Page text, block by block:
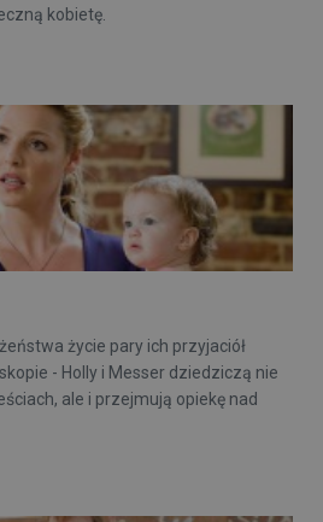
kobietę.
życie pary ich przyjaciół
- Holly i Messer dziedziczą nie
ale i przejmują opiekę nad